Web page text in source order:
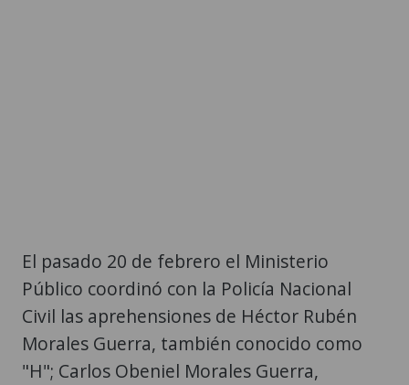
El pasado 20 de febrero el Ministerio
Público coordinó con la Policía Nacional
Civil las aprehensiones de Héctor Rubén
Morales Guerra, también conocido como
"H"; Carlos Obeniel Morales Guerra,